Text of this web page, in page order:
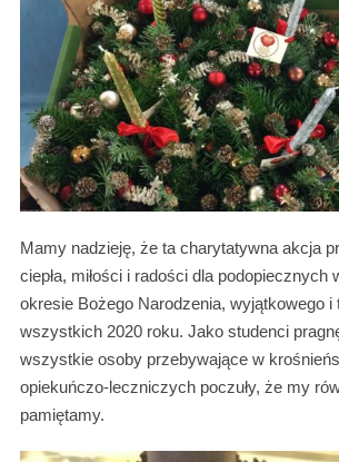
Mamy nadzieję, że ta charytatywna akcja
ciepła, miłości i radości dla podopiecznych
okresie Bożego Narodzenia, wyjątkowego i
wszystkich 2020 roku. Jako studenci
wszystkie osoby przebywające w
opiekuńczo-leczniczych poczuły, że my
pamiętamy.